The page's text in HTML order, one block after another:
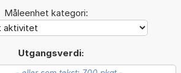
Måleenhet kategori:
Utgangsverdi: